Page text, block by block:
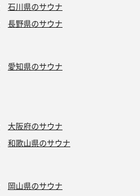
石川県のサウナ
長野県のサウナ
愛知県のサウナ
大阪府のサウナ
和歌山県のサウナ
岡山県のサウナ